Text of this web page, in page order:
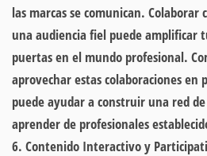
las marcas se comunican. Colaborar
una audiencia fiel puede amplificar
puertas en el mundo profesional.
aprovechar estas colaboraciones en
puede ayudar a construir una red
aprender de profesionales
6. Contenido Interactivo y